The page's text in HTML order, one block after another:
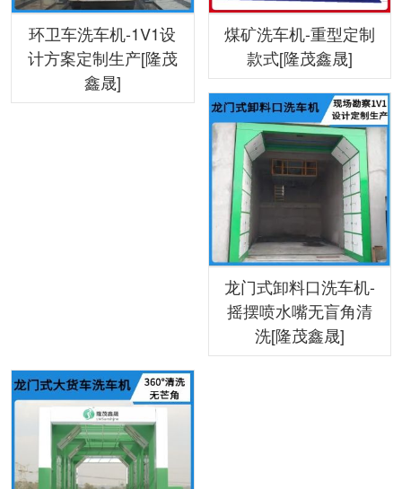
环卫车洗车机-1V1设
计方案定制生产[隆茂
鑫晟]
煤矿洗车机-重型定制
款式[隆茂鑫晟]
龙门式卸料口洗车机-
摇摆喷水嘴无盲角清
洗[隆茂鑫晟]